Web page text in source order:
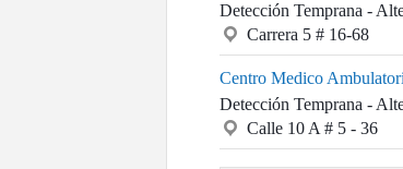
Detección Temprana -
Carrera 5 # 16-68
Centro Medico
Detección Temprana -
Calle 10 A # 5 - 36